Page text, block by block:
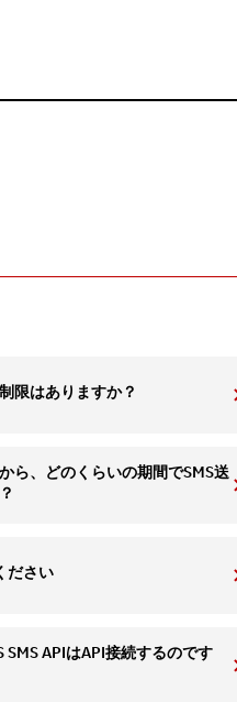
限はありますか？
ら、どのくらいの期間でSMS送
ださい
APIはAPI接続するのです